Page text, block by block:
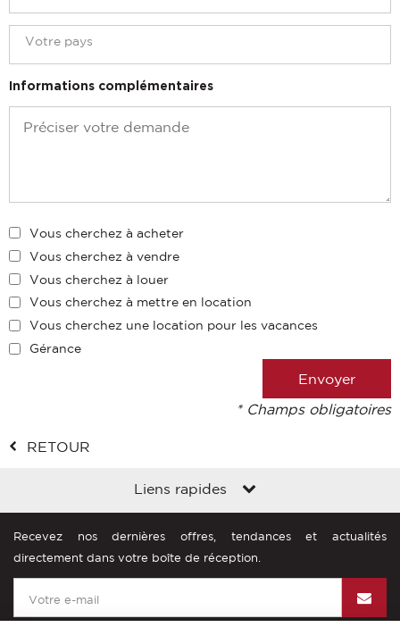
Informations complémentaires
Vous cherchez à acheter
Vous cherchez à vendre
Vous cherchez à louer
Vous cherchez à mettre en location
Vous cherchez une location pour les vacances
Gérance
* Champs obligatoires
RETOUR
Liens rapides
Recevez nos dernières offres, tendances et actualités
directement dans votre boîte de réception.